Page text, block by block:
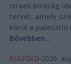
Izraeli bíróság
tervét, amely
körül a palesztin
Bővebben...
KÜLFÖLD 2026.